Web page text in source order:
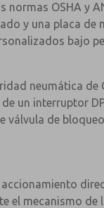
normas OSHA y
y una placa
bajo
neumática de
un interruptor
válvula de
el mecanismo de